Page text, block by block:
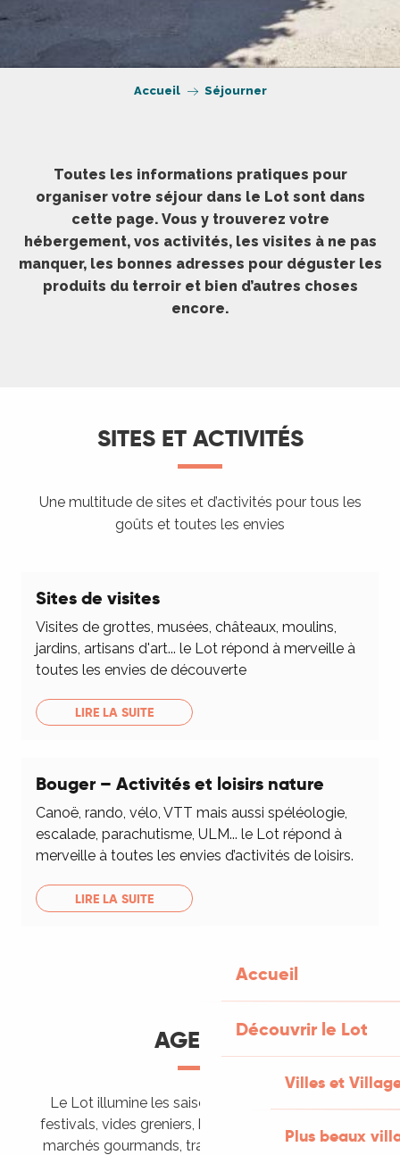
Accueil
Découvrir le Lot
Villes et
Plus beaux
Accueil Séjourner
Toutes les informations pratiques pour
organiser votre séjour dans le Lot sont dans
cette page. Vous y trouverez votre
hébergement, vos activités, les visites à ne pas
manquer, les bonnes adresses pour déguster les
produits du terroir et bien d’autres choses
encore.
SITES ET ACTIVITÉS
Une multitude de sites et d’activités pour tous les
goûts et toutes les envies
Sites de visites
Visites de grottes, musées, châteaux, moulins,
jardins, artisans d'art... le Lot répond à merveille à
toutes les envies de découverte
LIRE LA SUITE
Bouger – Activités et loisirs nature
Canoë, rando, vélo, VTT mais aussi spéléologie,
escalade, parachutisme, ULM... le Lot répond à
merveille à toutes les envies d’activités de loisirs.
LIRE LA SUITE
AGENDA
Le Lot illumine les saisons de ses animations :
festivals, vides greniers, brocantes, fêtes votives,
marchés gourmands, trails sportifs… Vous l’aurez